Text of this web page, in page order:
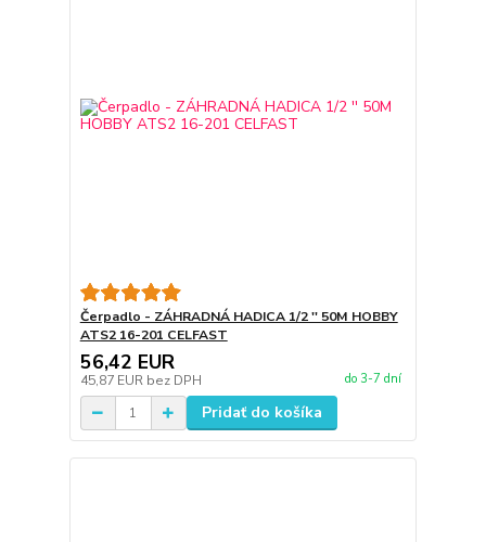
Čerpadlo - ZÁHRADNÁ HADICA 1/2 '' 50M HOBBY
ATS2 16-201 CELFAST
56,42 EUR
45,87 EUR bez DPH do 3-7 dní
Pridať do košíka